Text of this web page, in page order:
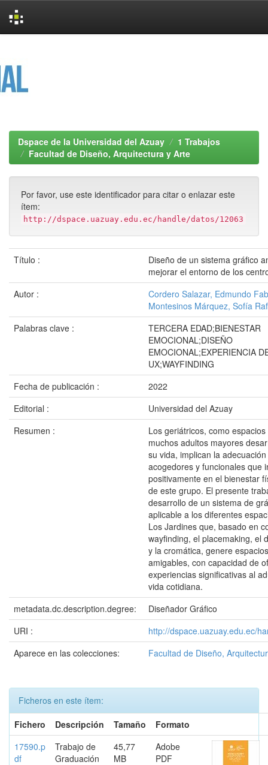
Dspace de la Universidad del Azuay
1 Trabajos
Facultad de Diseño, Arquitectura y Arte
Por favor, use este identificador para citar o enlazar este
ítem:
http://dspace.uazuay.edu.ec/handle/datos/12063
Título :
Diseño de un sistema gráfico
mejorar el entorno de los
Autor :
Cordero Salazar, Edmundo
Montesinos Márquez, Sofía
Palabras clave :
TERCERA EDAD;BIENESTAR
EMOCIONAL;DISEÑO
EMOCIONAL;EXPERIENCIA
UX;WAYFINDING
Fecha de publicación :
2022
Editorial :
Universidad del Azuay
Resumen :
Los geriátricos, como
muchos adultos mayores
su vida, implican la
acogedores y funcionales que
positivamente en el bienestar
de este grupo. El presente
desarrollo de un sistema de
aplicable a los diferentes
Los Jardines que, basado en
wayfinding, el placemaking, el
y la cromática, genere
amigables, con capacidad de
experiencias significativas al
vida cotidiana.
metadata.dc.description.degree:
Diseñador Gráfico
URI :
http://dspace.uazuay.edu.ec/
Aparece en las colecciones:
Facultad de Diseño,
Ficheros en este ítem:
Fichero
Descripción Tamaño
Formato
17590.p
df
Trabajo de
Graduación
45,77
MB
Adobe
PDF